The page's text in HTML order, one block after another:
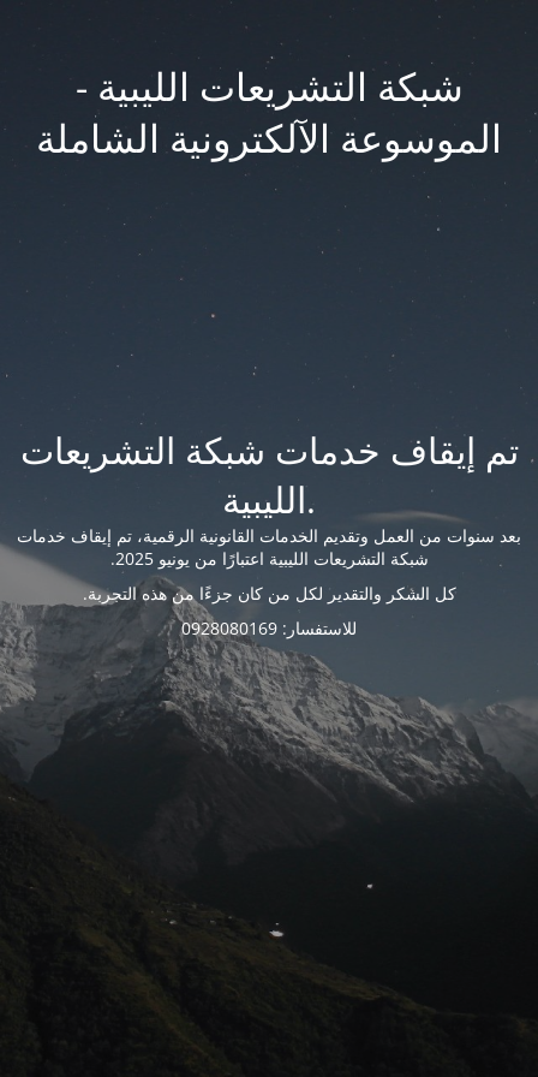
شبكة التشريعات الليبية -
الموسوعة الآلكترونية الشاملة
تم إيقاف خدمات شبكة التشريعات
الليبية.
بعد سنوات من العمل وتقديم الخدمات القانونية الرقمية، تم إيقاف خدمات
شبكة التشريعات الليبية اعتبارًا من يونيو 2025.
كل الشكر والتقدير لكل من كان جزءًا من هذه التجربة.
للاستفسار: 0928080169